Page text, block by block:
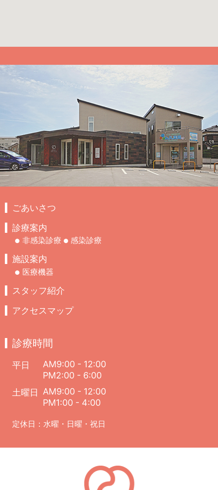
ごあいさつ
診療案内
非感染診療 感染診療
施設案内
医療機器
スタッフ紹介
アクセスマップ
診療時間
平日
AM9:00 - 12:00
PM2:00 - 6:00
土曜日
AM9:00 - 12:00
PM1:00 - 4:00
定休日：水曜・日曜・祝日